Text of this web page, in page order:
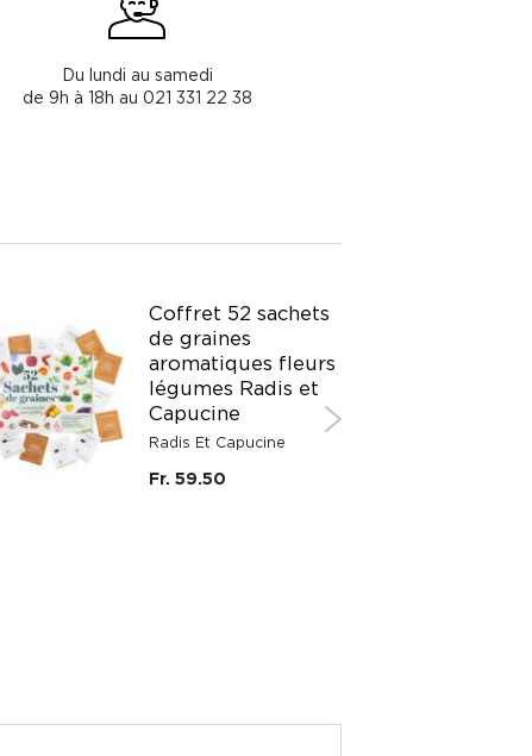
Du lundi au samedi
de 9h à 18h au 021 331 22 38
Coffret 52 sachets
de graines
aromatiques fleurs
légumes Radis et
Capucine
Radis Et Capucine
Fr. 59.50